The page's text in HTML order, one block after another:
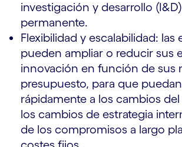
investigación y desarrollo
permanente.
Flexibilidad y escalabilidad: las
pueden ampliar o reducir sus
innovación en función de sus
presupuesto, para que
rápidamente a los cambios
los cambios de estrategia
de los compromisos a largo